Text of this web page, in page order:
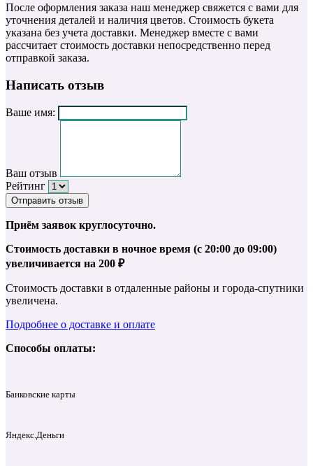
После оформления заказа наш менеджер свяжется с вами для
уточнения деталей и наличия цветов. Стоимость букета
указана без учета доставки. Менеджер вместе с вами
рассчитает стоимость доставки непосредственно перед
отправкой заказа.
Написать отзыв
Ваше имя:
Ваш отзыв
Рейтинг
Отправить отзыв
Приём заявок круглосуточно.
Стоимость доставки в ночное время (с 20:00 до 09:00)
увеличивается на 200 ₽
Стоимость доставки в отдаленные районы и города-спутники
увеличена.
Подробнее о доставке и оплате
Способы оплаты:
Банковские карты
Яндекс.Деньги